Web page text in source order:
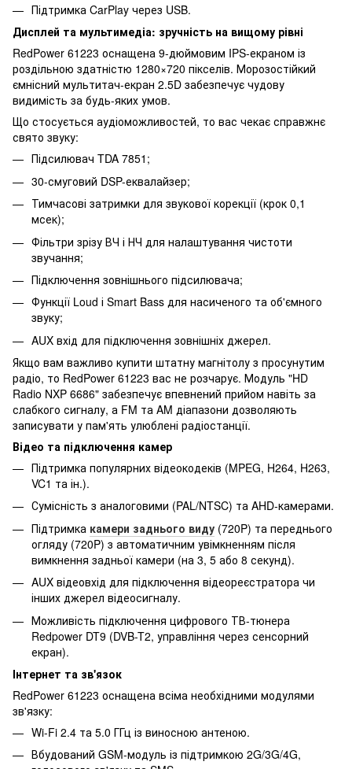
Підтримка CarPlay через USB.
Дисплей та мультимедіа: зручність на вищому рівні
RedPower 61223 оснащена 9-дюймовим IPS-екраном із
роздільною здатністю 1280×720 пікселів. Морозостійкий
ємнісний мультитач-екран 2.5D забезпечує чудову
видимість за будь-яких умов.
Що стосується аудіоможливостей, то вас чекає справжнє
свято звуку:
Підсилювач TDA 7851;
30-смуговий DSP-еквалайзер;
Тимчасові затримки для звукової корекції (крок 0,1
мсек);
Фільтри зрізу ВЧ і НЧ для налаштування чистоти
звучання;
Підключення зовнішнього підсилювача;
Функції Loud і Smart Bass для насиченого та об'ємного
звуку;
AUX вхід для підключення зовнішніх джерел.
Якщо вам важливо купити штатну магнітолу з просунутим
радіо, то RedPower 61223 вас не розчарує. Модуль "HD
Radio NXP 6686" забезпечує впевнений прийом навіть за
слабкого сигналу, а FM та AM діапазони дозволяють
записувати у пам'ять улюблені радіостанції.
Відео та підключення камер
Підтримка популярних відеокодеків (MPEG, H264, H263,
VC1 та ін.).
Сумісність з аналоговими (PAL/NTSC) та AHD-камерами.
Підтримка камери заднього виду (720P) та переднього
огляду (720P) з автоматичним увімкненням після
вимкнення задньої камери (на 3, 5 або 8 секунд).
AUX відеовхід для підключення відеореєстратора чи
інших джерел відеосигналу.
Можливість підключення цифрового ТВ-тюнера
Redpower DT9 (DVB-T2, управління через сенсорний
екран).
Інтернет та зв'язок
RedPower 61223 оснащена всіма необхідними модулями
зв'язку:
Wi-Fi 2.4 та 5.0 ГГц із виносною антеною.
Вбудований GSM-модуль із підтримкою 2G/3G/4G,